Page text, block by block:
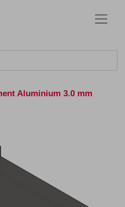
Aluminium 3.0 mm